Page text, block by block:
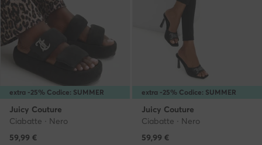
extra -25% Codice: SUMMER
Juicy Couture
Ciabatte · Nero
59,99 €
extra -25% Codice: SUMMER
Juicy Couture
Ciabatte · Nero
59,99 €